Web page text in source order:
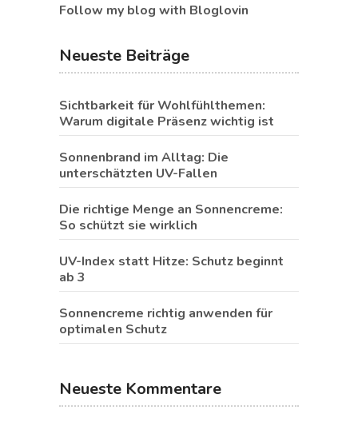
Follow my blog with Bloglovin
Neueste Beiträge
Sichtbarkeit für Wohlfühlthemen:
Warum digitale Präsenz wichtig ist
Sonnenbrand im Alltag: Die
unterschätzten UV-Fallen
Die richtige Menge an Sonnencreme:
So schützt sie wirklich
UV-Index statt Hitze: Schutz beginnt
ab 3
Sonnencreme richtig anwenden für
optimalen Schutz
Neueste Kommentare